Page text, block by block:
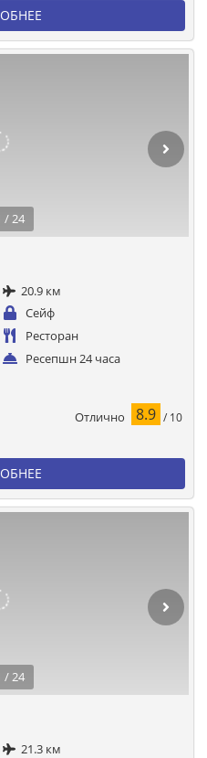
/ 24
20.9 км
Сейф
Ресторан
Ресепшн 24 часа
Отлично 8.9 / 10
/ 24
21.3 км